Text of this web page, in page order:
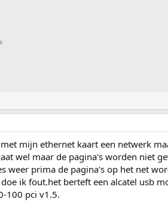
mijn ethernet kaart een netwerk
wel maar de pagina's worden niet
weer prima de pagina's op het net
ik fout.het berteft een alcatel usb
100 pci v1.5.